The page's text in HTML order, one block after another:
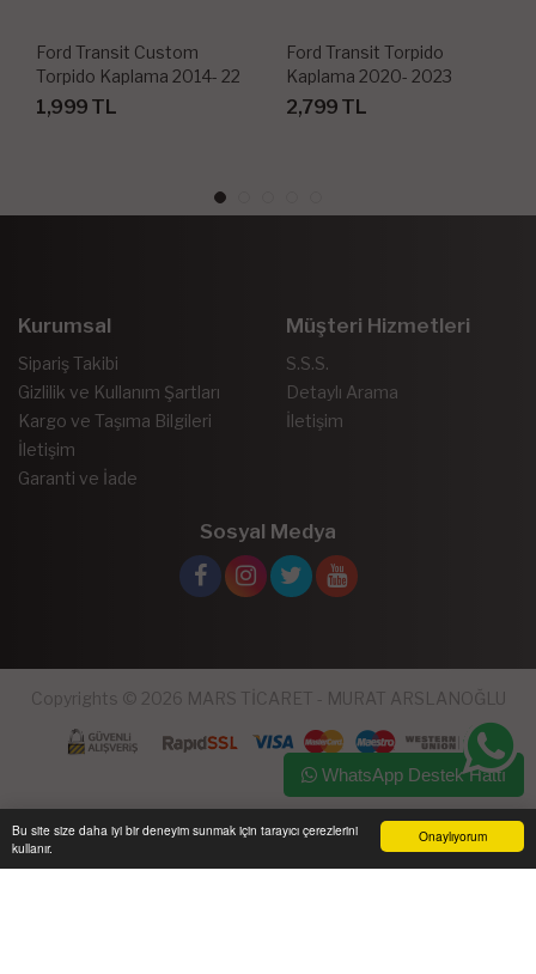
Onaylıyorum
Bu site size daha iyi bir deneyim sunmak için tarayıcı çerezlerini
kullanır.
Ford Transit Custom
Torpido Kaplama 2014- 22
Parça
1,999 TL
Ford Transit Torpido
Kaplama 2020- 2023
2,799 TL
Kurumsal
Sipariş Takibi
Gizlilik ve Kullanım Şartları
Kargo ve Taşıma Bilgileri
İletişim
Garanti ve İade
Müşteri Hizmetleri
S.S.S.
Detaylı Arama
İletişim
Sosyal Medya
Copyrights © 2026 MARS TİCARET - MURAT ARSLANOĞLU
Ana Sayfa Sipariş Takibi İletişim
WhatsApp Destek Hattı